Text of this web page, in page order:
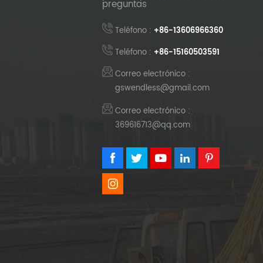
preguntas
Teléfono : +86-13606966360
Teléfono : +86-15160503591
Correo electrónico :
gswendless@gmail.com
Correo electrónico :
369616713@qq.com